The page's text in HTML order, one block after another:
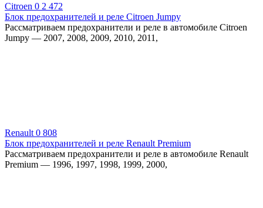
Citroen 0 2 472
Блок предохранителей и реле Citroen Jumpy
Рассматриваем предохранители и реле в автомобиле Citroen
Jumpy — 2007, 2008, 2009, 2010, 2011,
Renault 0 808
Блок предохранителей и реле Renault Premium
Рассматриваем предохранители и реле в автомобиле Renault
Premium — 1996, 1997, 1998, 1999, 2000,